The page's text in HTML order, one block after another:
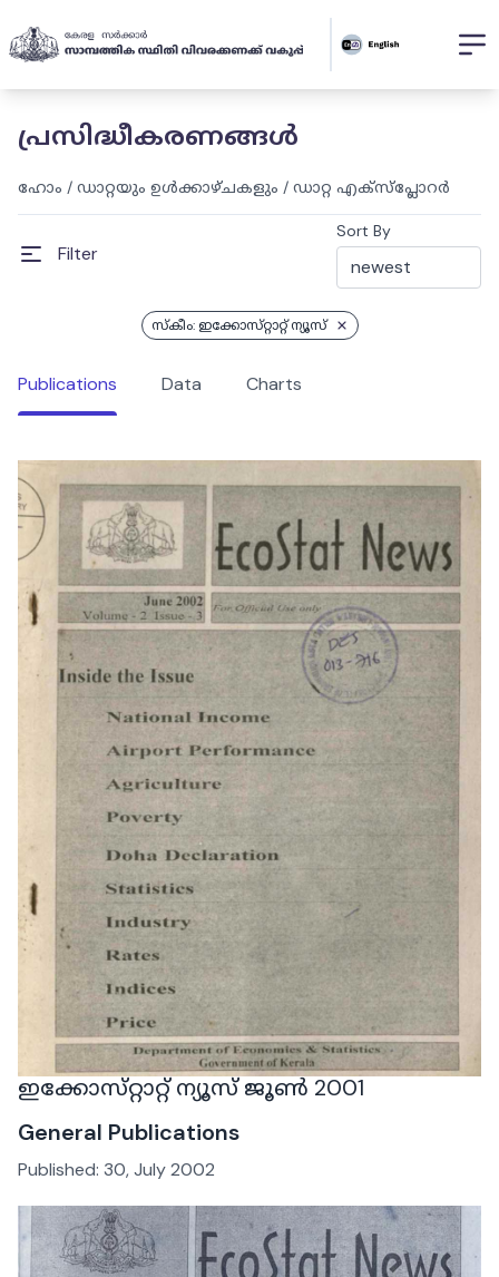
പ്രസിദ്ധീകരണങ്ങൾ
ഹോം / ഡാറ്റയും ഉൾക്കാഴ്ചകളും / ഡാറ്റ എക്സ്പ്ലോറർ
Filter
Sort By
സ്കീം: ഇക്കോസ്‌റ്റാറ്റ് ന്യൂസ്
Publications Data Charts
ഇക്കോസ്‌റ്റാറ്റ് ന്യൂസ് ജൂൺ 2001
General Publications
Published: 30, July 2002